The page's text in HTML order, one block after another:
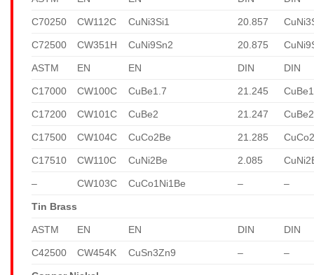
C70250 CW112C CuNi3Si1 20.857
C72500 CW351H CuNi9Sn2 20.875
ASTM EN EN DIN DIN
C17000 CW100C CuBe1.7 21.245
C17200 CW101C CuBe2 21.247 CuBe2
C17500 CW104C CuCo2Be 21.285
C17510 CW110C CuNi2Be 2.085
– CW103C CuCo1Ni1Be – –
Tin Brass
ASTM EN EN DIN DIN
C42500 CW454K CuSn3Zn9 – –